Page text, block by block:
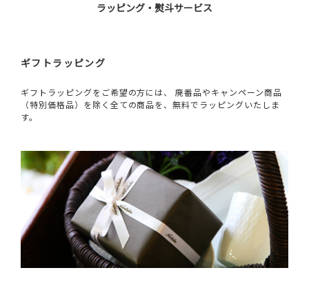
ラッピング・熨斗サービス
ギフトラッピング
ギフトラッピングをご希望の方には、 廃番品やキャンペーン商品
（特別価格品）を除く全ての商品を、無料でラッピングいたしま
す。